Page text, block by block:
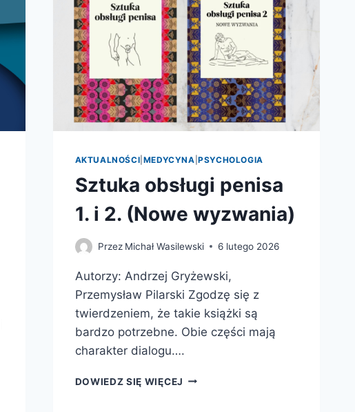
AKTUALNOŚCI MEDYCYNA |PSYCHOLOGIA
Sztuka obsługi penisa
1. i 2. (Nowe wyzwania)
Przez Michał Wasilewski 6 lutego 2026
Autorzy: Andrzej Gryżewski,
Przemysław Pilarski Zgodzę się z
twierdzeniem, że takie książki są
bardzo potrzebne. Obie części mają
charakter dialogu….
DOWIEDZ SIĘ WIĘCEJ SZTUKA